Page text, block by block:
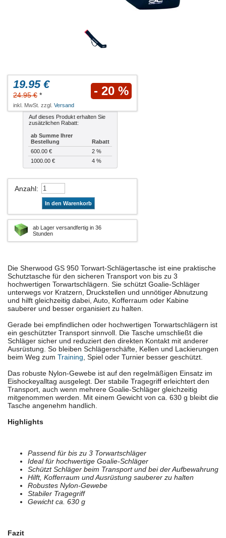
19.95 €
24.95 € * - 20 %
inkl. MwSt. zzgl. Versand
Auf dieses Produkt erhalten Sie
zusätzlichen Rabatt:
ab Summe Ihrer
Bestellung
Rabatt
600.00 €
2 %
1000.00 €
4 %
Anzahl:
In den Warenkorb
ab Lager versandfertig in 36
Stunden
Die Sherwood GS 950 Torwart-Schlägertasche ist eine praktische
Schutztasche für den sicheren Transport von bis zu 3
hochwertigen Torwartschlägern. Sie schützt Goalie-Schläger
unterwegs vor Kratzern, Druckstellen und unnötiger Abnutzung
und hilft gleichzeitig dabei, Auto, Kofferraum oder Kabine
sauberer und besser organisiert zu halten.
Gerade bei empfindlichen oder hochwertigen Torwartschlägern ist
ein geschützter Transport sinnvoll. Die Tasche umschließt die
Schläger sicher und reduziert den direkten Kontakt mit anderer
Ausrüstung. So bleiben Schlägerschäfte, Kellen und Lackierungen
beim Weg zum Training, Spiel oder Turnier besser geschützt.
Das robuste Nylon-Gewebe ist auf den regelmäßigen Einsatz im
Eishockeyalltag ausgelegt. Der stabile Tragegriff erleichtert den
Transport, auch wenn mehrere Goalie-Schläger gleichzeitig
mitgenommen werden. Mit einem Gewicht von ca. 630 g bleibt die
Tasche angenehm handlich.
Highlights
Passend für bis zu 3 Torwartschläger
Ideal für hochwertige Goalie-Schläger
Schützt Schläger beim Transport und bei der Aufbewahrung
Hilft, Kofferraum und Ausrüstung sauberer zu halten
Robustes Nylon-Gewebe
Stabiler Tragegriff
Gewicht ca. 630 g
Fazit